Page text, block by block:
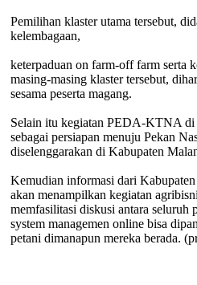
Pemilihan klaster utama tersebut,
kelembagaan,
keterpaduan on farm-off farm serta
masing-masing klaster tersebut,
sesama peserta magang.
Selain itu kegiatan PEDA-KTNA di
sebagai persiapan menuju Pekan
diselenggarakan di Kabupaten
Kemudian informasi dari
akan menampilkan kegiatan
memfasilitasi diskusi antara seluruh
system managemen online bisa
petani dimanapun mereka berada.